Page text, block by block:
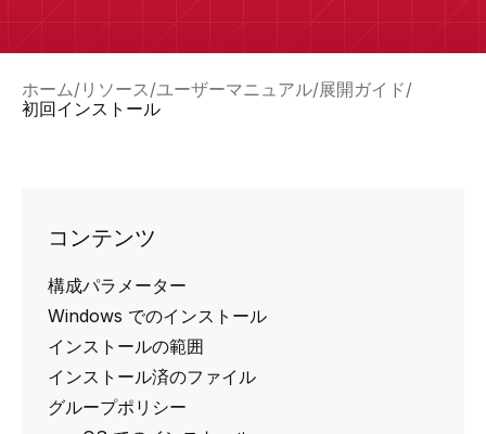
ホーム リソース ユーザーマニュアル 展開ガイド
初回インストール
コンテンツ
構成パラメーター
Windows でのインストール
インストールの範囲
インストール済のファイル
グループポリシー